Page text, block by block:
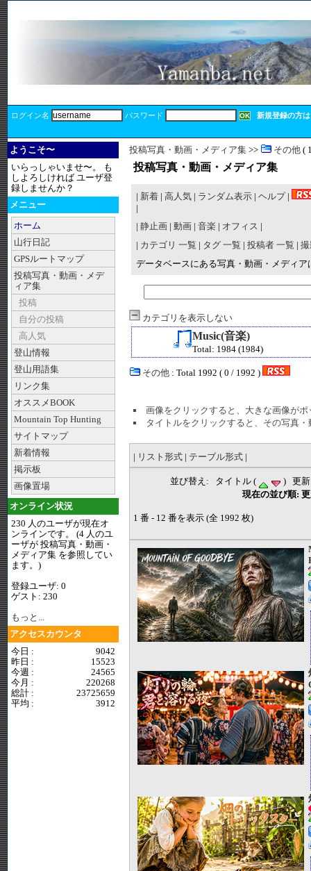
ログイン名 パスワード 新規登録の方
ようこそ〜
いらっしゃいませ〜。 も
しよろしければ ユーザ登
録しませんか？
メニュー
ホーム
山行日記
GPSルートマップ
投稿写真・動画・メデ
ィア集
投稿
自分の投稿
高人気
登山情報
登山用語集
リンク集
オススメBOOK
Mountain Top Hunting
サイトマップ
新着情報
掲示板
画像置場
オンライン状況
230 人のユーザが現在オ
ンラインです。 (4 人のユ
ーザが 投稿写真・動画・
メディア集 を参照してい
ます。)
登録ユーザ: 0
ゲスト: 230
もっと...
アクセスカウンタ
今日 :
9042
昨日 :
15523
今週 :
24565
今月 :
220268
総計 :
23725659
平均 :
3912
投稿写真・動画・メディア集>> その他 (
投稿写真・動画・メディア集
| 新着| 高人気| ランダム表示| ヘルプ|
|
| 静止画| 動画| 音楽 | オフィス |
| カテゴリ 一覧 | タグ 一覧 | 投稿者 一覧 |
データベースにある写真・動画・メディア
カテゴリを表示しない
Music(音楽)
Total: 1984 (1984)
その他 : Total 1992 ( 0 / 1992 )
画像をクリックすると、大きな画像が
タイトルをクリックすると、その写真
| リスト形式| テーブル形式|
並び替え: タイトル (
) 更
現在の並び順:
1 番 - 12 番を表示 (全 1992 枚)